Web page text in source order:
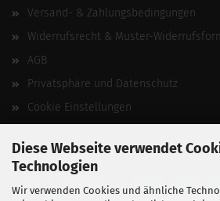
Diese Webseite verwendet
Technologien
Wir verwenden Cookies und ähnliche
Versand- & Zahlungsbedingungen
Widerrufsrecht & Muster-
AGB
Privatsphäre und Datenschutz
Cookie Einstellungen
Vertrag widerrufen